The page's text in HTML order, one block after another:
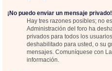
¡No puedo enviar un mensaje privado!
Hay tres razones posibles; no
Administración del foro ha
privados para todos los
deshabilitado para usted, o su
mensajes. Comuníquese con
información.